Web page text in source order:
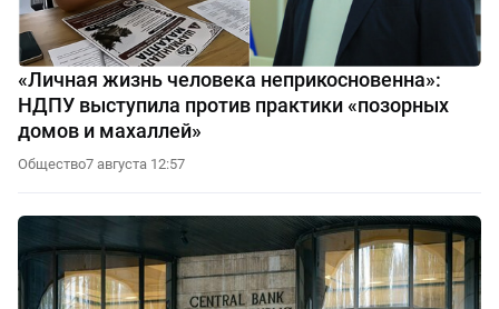
«Личная жизнь человека неприкосновенна»:
НДПУ выступила против практики «позорных
домов и махаллей»
Общество7 августа 12:57